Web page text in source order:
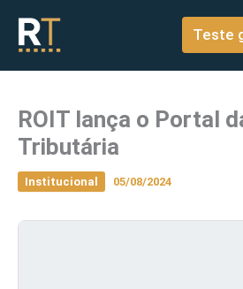
conteúdo
Teste
ROIT lança o Portal
Tributária
Institucional 05/08/2024